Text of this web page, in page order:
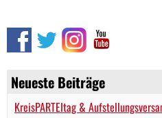
Neueste Beiträge
KreisPARTEItag &